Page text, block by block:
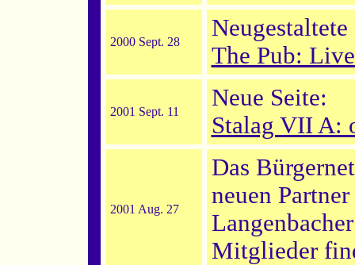
2000 Sept. 28
Neugestaltete
The Pub:
2001 Sept. 11
Neue Seite:
Stalag VII A:
2001 Aug. 27
Das
neuen
Mitglieder